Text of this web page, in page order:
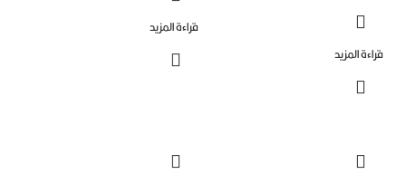
المزيد
قراءة المزيد